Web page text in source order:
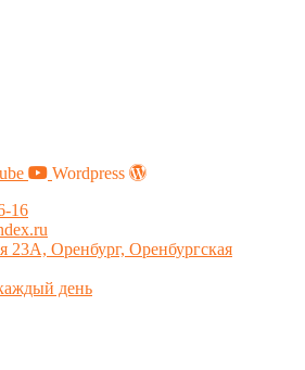
Wordpress
16
23А, Оренбург, Оренбургская
день